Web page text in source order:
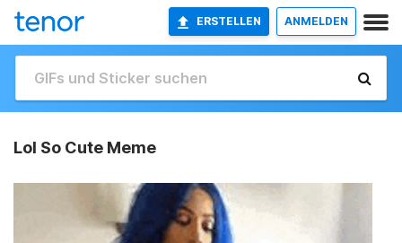
ERSTELLEN ANMELDEN
Lol So Cute Meme